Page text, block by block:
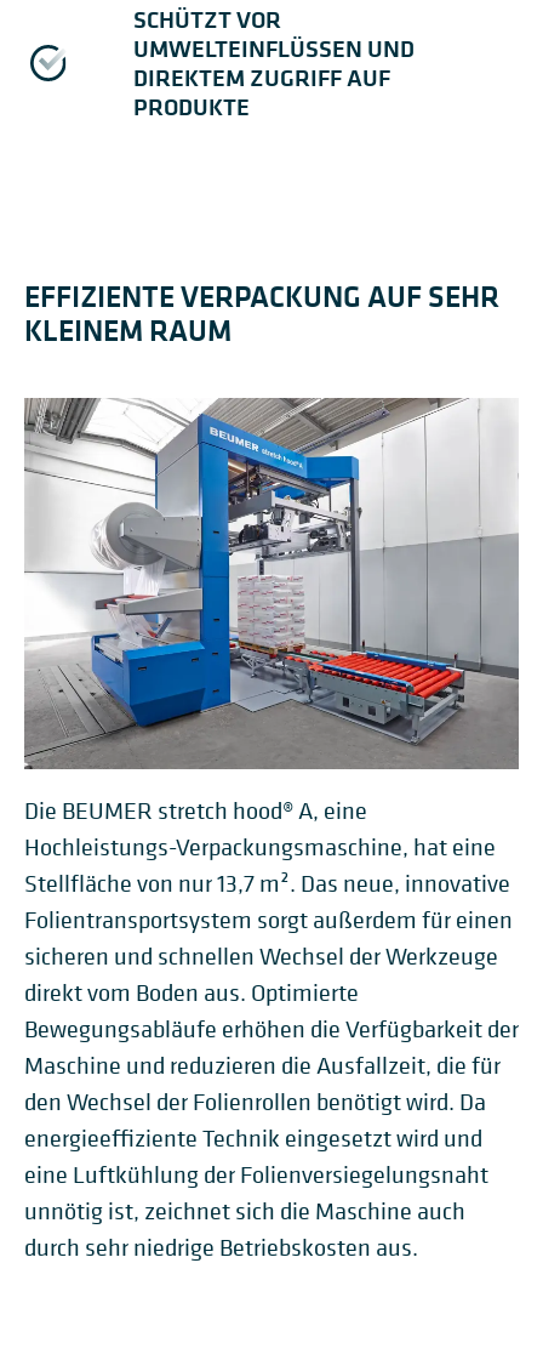
SCHÜTZT VOR
UMWELTEINFLÜSSEN UND
DIREKTEM ZUGRIFF AUF
PRODUKTE
EFFIZIENTE VERPACKUNG AUF SEHR
KLEINEM RAUM
Die BEUMER stretch hood® A, eine
Hochleistungs-Verpackungsmaschine, hat eine
Stellfläche von nur 13,7 m². Das neue, innovative
Folientransportsystem sorgt außerdem für einen
sicheren und schnellen Wechsel der Werkzeuge
direkt vom Boden aus. Optimierte
Bewegungsabläufe erhöhen die Verfügbarkeit der
Maschine und reduzieren die Ausfallzeit, die für
den Wechsel der Folienrollen benötigt wird. Da
energieeffiziente Technik eingesetzt wird und
eine Luftkühlung der Folienversiegelungsnaht
unnötig ist, zeichnet sich die Maschine auch
durch sehr niedrige Betriebskosten aus.